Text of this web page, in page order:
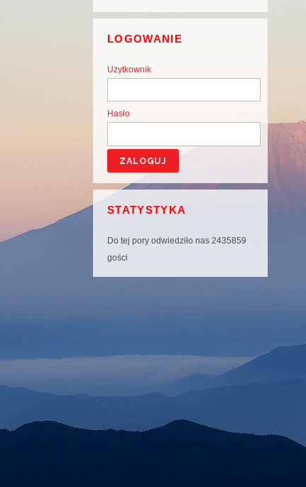
LOGOWANIE
Użytkownik
Hasło
STATYSTYKA
Do tej pory odwiedziło nas 2435859
gości